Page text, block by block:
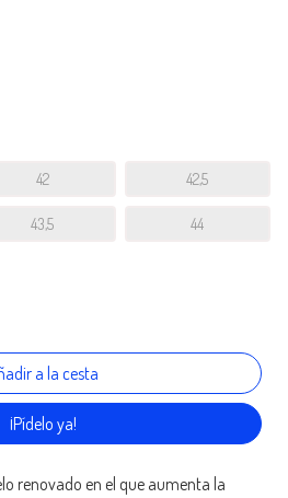
42 42,5
43,5 44
¡Pídelo ya!
renovado en el que aumenta la